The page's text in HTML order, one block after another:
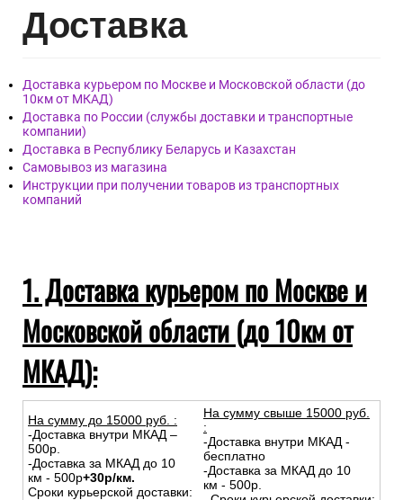
Доставка
Доставка курьером по Москве и Московской области (до
10км от МКАД)
Доставка по России (службы доставки и транспортные
компании)
Доставка в Республику Беларусь и Казахстан
Самовывоз из магазина
Инструкции при получении товаров из транспортных
компаний
1. Доставка курьером по Москве и
Московской области (до 10км от
МКАД):
На сумму до 15000 руб. :
-Доставка внутри МКАД –
500р.
-Доставка за МКАД до 10
км - 500р+30р/км.
Сроки курьерской доставки:
На сумму свыше 15000 руб.
:
-Доставка внутри МКАД -
бесплатно
-Доставка за МКАД до 10
км - 500р.